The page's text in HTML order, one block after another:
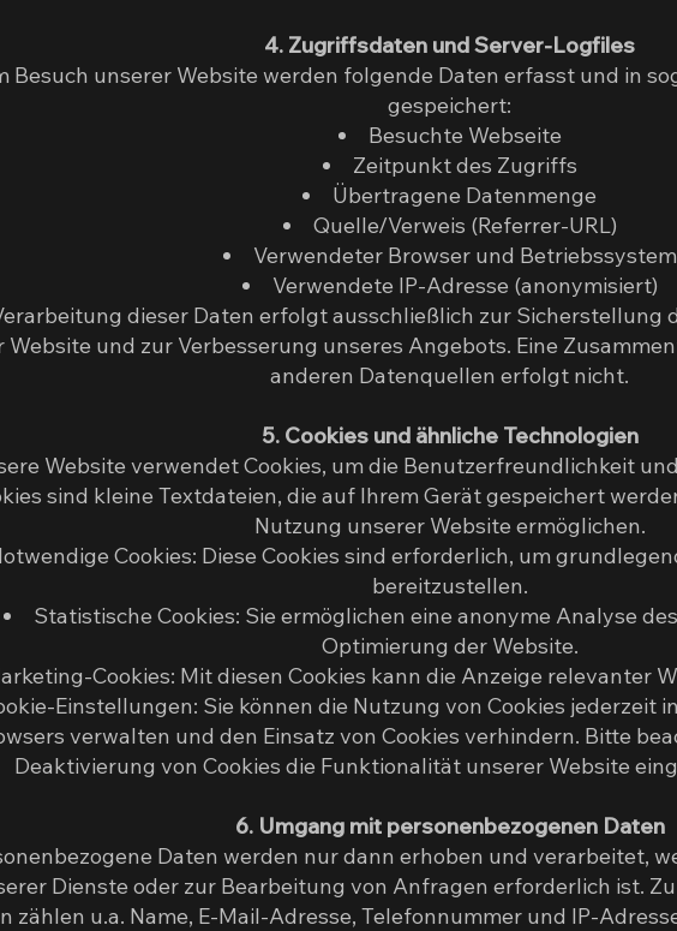
4. Zugriffsdaten und Server-Logfiles
Besuch unserer Website werden folgende Daten erfasst und in
gespeichert:
Besuchte Webseite
Zeitpunkt des Zugriffs
Übertragene Datenmenge
Quelle/Verweis (Referrer-URL)
Verwendeter Browser und Betriebssystem
Verwendete IP-Adresse (anonymisiert)
dieser Daten erfolgt ausschließlich zur Sicherstellung
Website und zur Verbesserung unseres Angebots. Eine
anderen Datenquellen erfolgt nicht.
5. Cookies und ähnliche Technologien
Website verwendet Cookies, um die Benutzerfreundlichkeit
sind kleine Textdateien, die auf Ihrem Gerät gespeichert
Nutzung unserer Website ermöglichen.
Cookies: Diese Cookies sind erforderlich, um
bereitzustellen.
Statistische Cookies: Sie ermöglichen eine anonyme Analyse
Optimierung der Website.
Cookies: Mit diesen Cookies kann die Anzeige relevanter
Einstellungen: Sie können die Nutzung von Cookies jederzeit
verwalten und den Einsatz von Cookies verhindern. Bitte
Deaktivierung von Cookies die Funktionalität unserer Website
6. Umgang mit personenbezogenen Daten
Daten werden nur dann erhoben und verarbeitet,
Dienste oder zur Bearbeitung von Anfragen erforderlich ist.
zählen u.a. Name, E-Mail-Adresse, Telefonnummer und IP-